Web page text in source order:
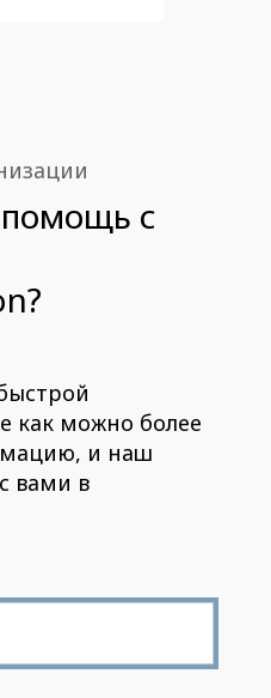
с
как можно более
и наш
вами в